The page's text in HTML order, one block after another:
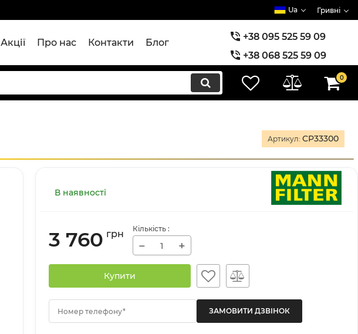
Ua Гривні
Акції Про нас Контакти Блог
+38 095 525 59 09
+38 068 525 59 09
+38 073 525 59 09
0
Артикул: CP33300
В наявності
3 760 грн Кількість :
− +
Купити
Номер телефону*